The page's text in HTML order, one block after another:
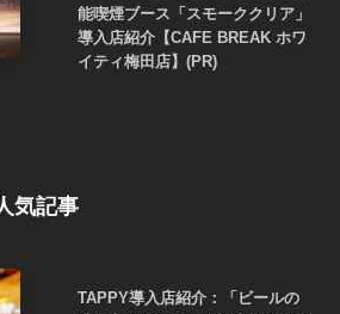
能喫煙ブース「スモーククリア」
導入店紹介【CAFE BREAK ホワ
イティ梅田店】(PR)
気記事
TAPPY導入店紹介：「ビールの